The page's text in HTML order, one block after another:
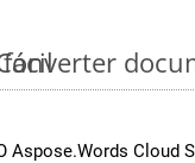
Aspose.Words Cloud